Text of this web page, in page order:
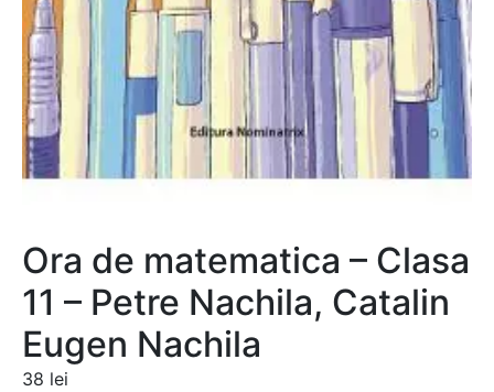
Ora de matematica – Clasa
11 – Petre Nachila, Catalin
Eugen Nachila
38 lei